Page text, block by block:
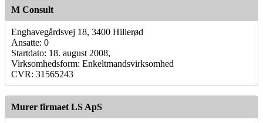
M Consult
Enghavegårdsvej 18, 3400 Hillerød
Ansatte: 0
Startdato: 18. august 2008,
Virksomhedsform: Enkeltmandsvirksomhed
CVR: 31565243
Murer firmaet LS ApS